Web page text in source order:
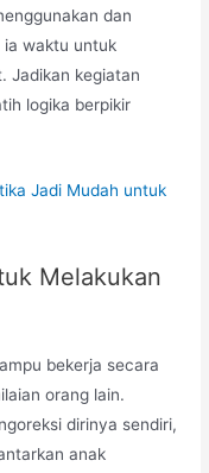
dan
ia waktu untuk
Jadikan kegiatan
logika berpikir
Jadi Mudah untuk
Melakukan
bekerja secara
orang lain.
dirinya sendiri,
anak